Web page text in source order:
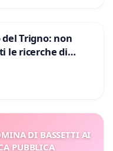
Trigno: non
le ricerche di
DI BASSETTI AI
PUBBLICA